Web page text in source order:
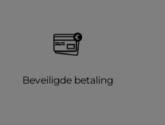
Beveiligde betaling